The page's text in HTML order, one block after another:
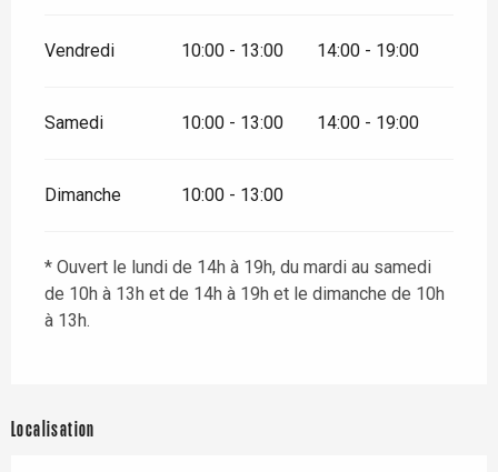
Vendredi 10:00 - 13:00 14:00 - 19:00
Samedi 10:00 - 13:00 14:00 - 19:00
Dimanche 10:00 - 13:00
* Ouvert le lundi de 14h à 19h, du mardi au samedi
de 10h à 13h et de 14h à 19h et le dimanche de 10h
à 13h.
Localisation